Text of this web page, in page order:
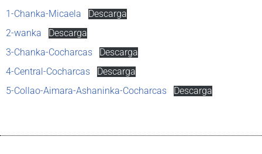
1-Chanka-Micaela
Descarga
2-wanka
Descarga
3-Chanka-Cocharcas
Descarga
4-Central-Cocharcas
Descarga
5-Collao-Aimara-Ashaninka-Cocharcas
Descarga